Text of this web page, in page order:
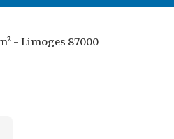
- Limoges 87000